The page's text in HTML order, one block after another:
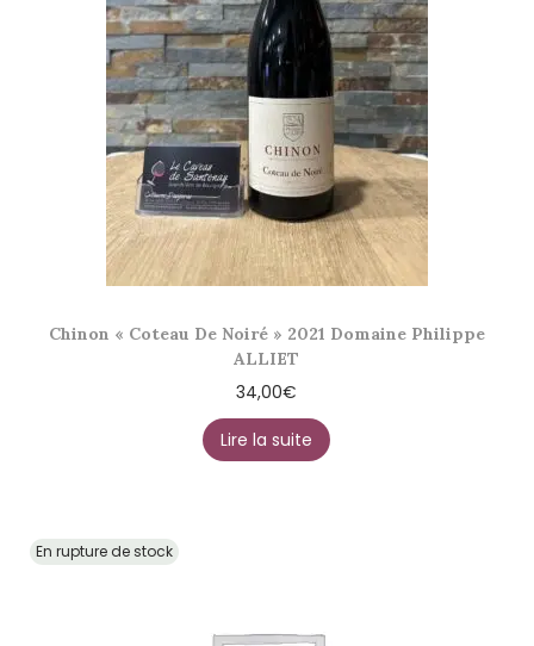
Chinon « Coteau De Noiré » 2021 Domaine Philippe
ALLIET
34,00€
Lire la suite
En rupture de stock